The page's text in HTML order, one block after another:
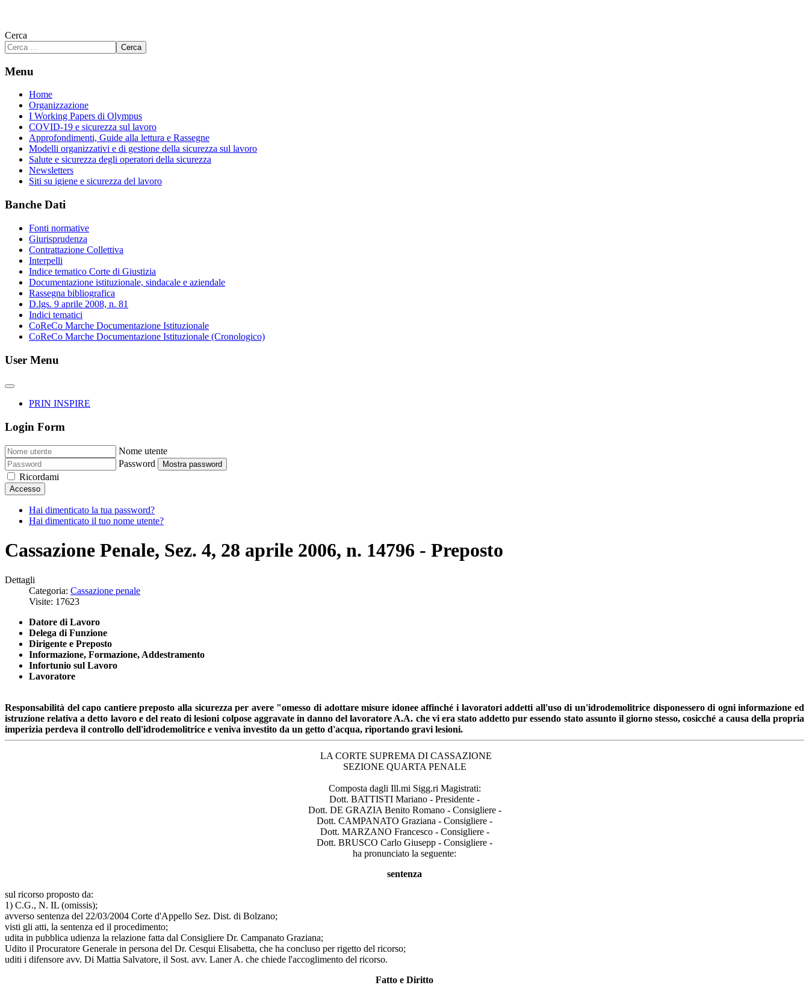
Cerca
Cerca
Menu
Home
Organizzazione
I Working Papers di Olympus
COVID-19 e sicurezza sul lavoro
Approfondimenti, Guide alla lettura e Rassegne
Modelli organizzativi e di gestione della sicurezza sul lavoro
Salute e sicurezza degli operatori della sicurezza
Newsletters
Siti su igiene e sicurezza del lavoro
Banche Dati
Fonti normative
Giurisprudenza
Contrattazione Collettiva
Interpelli
Indice tematico Corte di Giustizia
Documentazione istituzionale, sindacale e aziendale
Rassegna bibliografica
D.lgs. 9 aprile 2008, n. 81
Indici tematici
CoReCo Marche Documentazione Istituzionale
CoReCo Marche Documentazione Istituzionale (Cronologico)
User Menu
PRIN INSPIRE
Login Form
Nome utente
Password
Mostra password
Ricordami
Accesso
Hai dimenticato la tua password?
Hai dimenticato il tuo nome utente?
Cassazione Penale, Sez. 4, 28 aprile 2006, n. 14796 - Preposto
Dettagli
Categoria: Cassazione penale
Visite: 17623
Datore di Lavoro
Delega di Funzione
Dirigente e Preposto
Informazione, Formazione, Addestramento
Infortunio sul Lavoro
Lavoratore
Responsabilità del capo cantiere preposto alla sicurezza per avere "omesso di adottare misure idonee affinché i lavoratori addetti all'uso di un'idrodemolitrice disponessero di ogni informazione ed
istruzione relativa a detto lavoro e del reato di lesioni colpose aggravate in danno del lavoratore A.A. che vi era stato addetto pur essendo stato assunto il giorno stesso, cosicché a causa della propria
imperizia perdeva il controllo dell'idrodemolitrice e veniva investito da un getto d'acqua, riportando gravi lesioni.
LA CORTE SUPREMA DI CASSAZIONE
SEZIONE QUARTA PENALE
Composta dagli Ill.mi Sigg.ri Magistrati:
Dott. BATTISTI Mariano - Presidente -
Dott. DE GRAZIA Benito Romano - Consigliere -
Dott. CAMPANATO Graziana - Consigliere -
Dott. MARZANO Francesco - Consigliere -
Dott. BRUSCO Carlo Giusepp - Consigliere -
ha pronunciato la seguente:
sentenza
sul ricorso proposto da:
1) C.G., N. IL (omissis);
avverso sentenza del 22/03/2004 Corte d'Appello Sez. Dist. di Bolzano;
visti gli atti, la sentenza ed il procedimento;
udita in pubblica udienza la relazione fatta dal Consigliere Dr. Campanato Graziana;
Udito il Procuratore Generale in persona del Dr. Cesqui Elisabetta, che ha concluso per rigetto del ricorso;
uditi i difensore avv. Di Mattia Salvatore, il Sost. avv. Laner A. che chiede l'accoglimento del ricorso.
Fatto e Diritto